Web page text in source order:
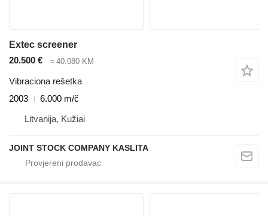
Extec screener
20.500 €
≈ 40.080 KM
Vibraciona rešetka
2003
6.000 m/č
Litvanija, Kužiai
JOINT STOCK COMPANY KASLITA